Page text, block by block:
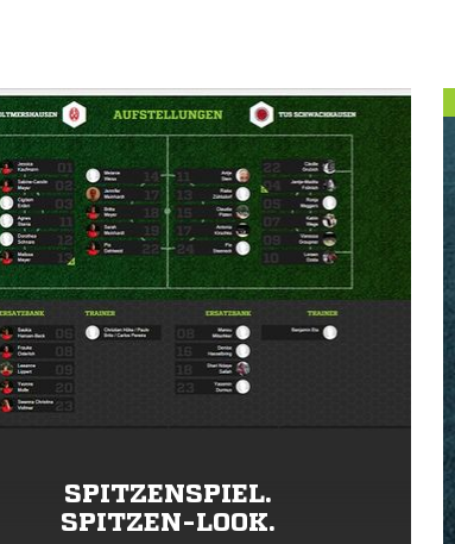
SPITZENSPIEL.
SPITZEN-LOOK.